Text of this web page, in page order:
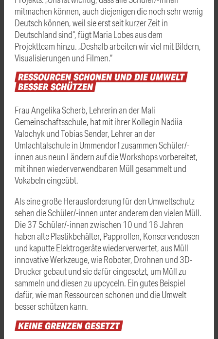
mitmachen können, auch diejenigen die noch sehr wenig
Deutsch können, weil sie erst seit kurzer Zeit in
Deutschland sind“, fügt Maria Lobes aus dem
Projektteam hinzu. „Deshalb arbeiten wir viel mit Bildern,
Visualisierungen und Filmen.“
RESSOURCENSCHONENUND DIEUMWELT
BESSERSCHÜTZEN
Frau Angelika Scherb, Lehrerin an der Mali
Gemeinschaftsschule, hat mit ihrer Kollegin Nadiia
Valochyk und Tobias Sender, Lehrer an der
Umlachtalschule in Ummendorf zusammen Schüler/-
innen aus neun Ländern auf die Workshops vorbereitet,
mit ihnen wiederverwendbaren Müll gesammelt und
Vokabeln eingeübt.
Als eine große Herausforderung für den Umweltschutz
sehen die Schüler/-innen unter anderem den vielen Müll.
Die 37 Schüler/-innen zwischen 10 und 16 Jahren
haben alte Plastikbehälter, Papprollen, Konservendosen
und kaputte Elektrogeräte wiederverwertet, aus Müll
innovative Werkzeuge, wie Roboter, Drohnen und 3D-
Drucker gebaut und sie dafür eingesetzt, um Müll zu
sammeln und diesen zu upcyceln. Ein gutes Beispiel
dafür, wie man Ressourcen schonen und die Umwelt
besser schützen kann.
KEINEGRENZENGESETZT